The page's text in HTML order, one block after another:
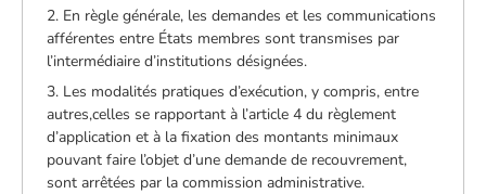
2. En règle générale, les demandes et les communications
afférentes entre États membres sont transmises par
l’intermédiaire d’institutions désignées.
3. Les modalités pratiques d’exécution, y compris, entre
autres,celles se rapportant à l’article 4 du règlement
d’application et à la fixation des montants minimaux
pouvant faire l’objet d’une demande de recouvrement,
sont arrêtées par la commission administrative.